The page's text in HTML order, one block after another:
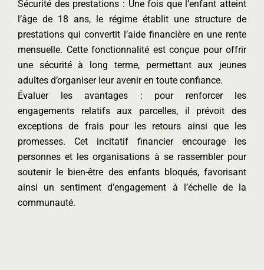
Sécurité des prestations : Une fois que l’enfant atteint
l’âge de 18 ans, le régime établit une structure de
prestations qui convertit l’aide financière en une rente
mensuelle. Cette fonctionnalité est conçue pour offrir
une sécurité à long terme, permettant aux jeunes
adultes d’organiser leur avenir en toute confiance.
Évaluer les avantages : pour renforcer les
engagements relatifs aux parcelles, il prévoit des
exceptions de frais pour les retours ainsi que les
promesses. Cet incitatif financier encourage les
personnes et les organisations à se rassembler pour
soutenir le bien-être des enfants bloqués, favorisant
ainsi un sentiment d’engagement à l’échelle de la
communauté.